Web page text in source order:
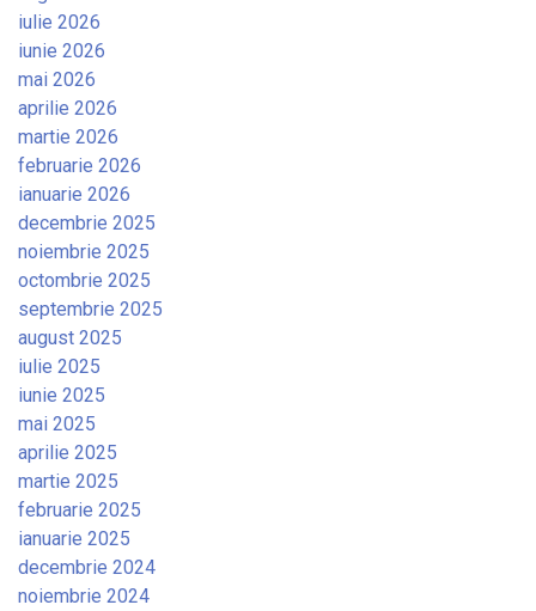
iulie 2026
iunie 2026
mai 2026
aprilie 2026
martie 2026
februarie 2026
ianuarie 2026
decembrie 2025
noiembrie 2025
octombrie 2025
septembrie 2025
august 2025
iulie 2025
iunie 2025
mai 2025
aprilie 2025
martie 2025
februarie 2025
ianuarie 2025
decembrie 2024
noiembrie 2024